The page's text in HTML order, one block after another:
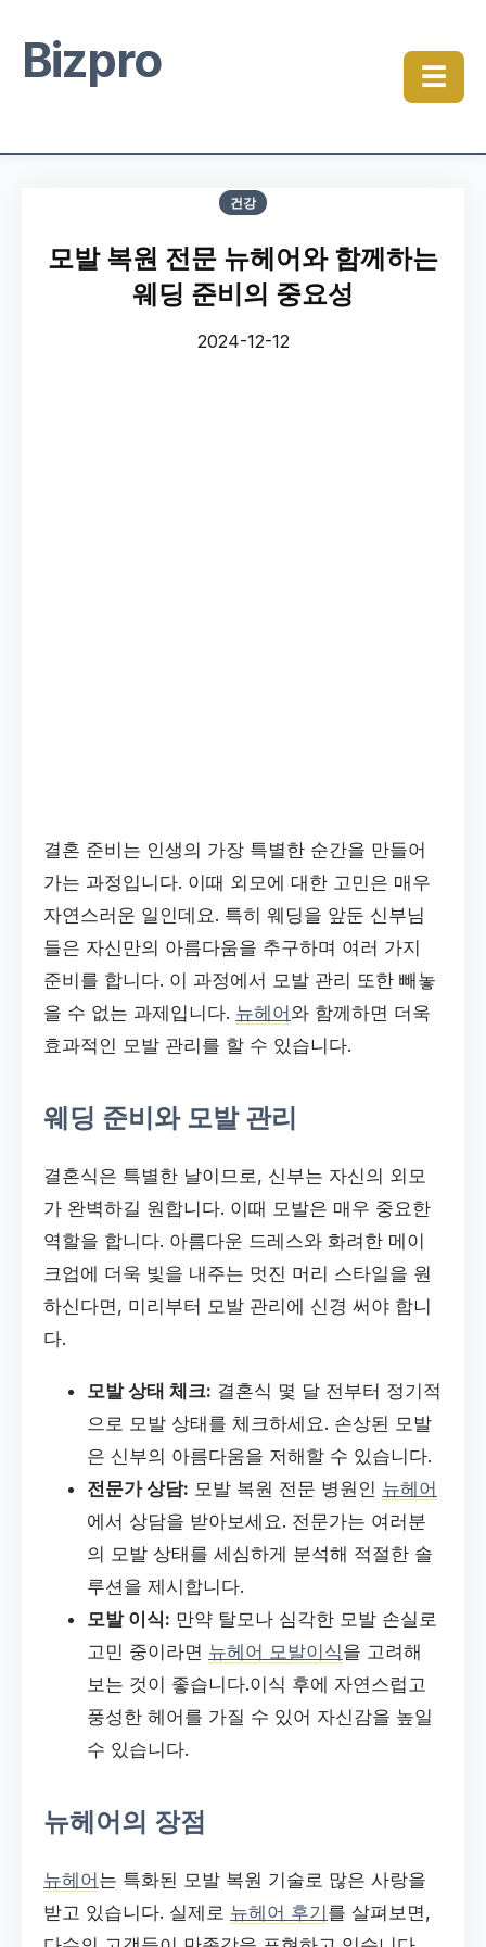
Bizpro ☰
건강
모발 복원 전문 뉴헤어와 함께하는
웨딩 준비의 중요성
2024-12-12
결혼 준비는 인생의 가장 특별한 순간을 만들어
가는 과정입니다. 이때 외모에 대한 고민은 매우
자연스러운 일인데요. 특히 웨딩을 앞둔 신부님
들은 자신만의 아름다움을 추구하며 여러 가지
준비를 합니다. 이 과정에서 모발 관리 또한 빼놓
을 수 없는 과제입니다. 뉴헤어 와 함께하면 더욱
효과적인 모발 관리를 할 수 있습니다.
웨딩 준비와 모발 관리
결혼식은 특별한 날이므로, 신부는 자신의 외모
가 완벽하길 원합니다. 이때 모발은 매우 중요한
역할을 합니다. 아름다운 드레스와 화려한 메이
크업에 더욱 빛을 내주는 멋진 머리 스타일을 원
하신다면, 미리부터 모발 관리에 신경 써야 합니
다.
모발 상태 체크: 결혼식 몇 달 전부터 정기적
으로 모발 상태를 체크하세요. 손상된 모발
은 신부의 아름다움을 저해할 수 있습니다.
전문가 상담: 모발 복원 전문 병원인 뉴헤어
에서 상담을 받아보세요. 전문가는 여러분
의 모발 상태를 세심하게 분석해 적절한 솔
루션을 제시합니다.
모발 이식: 만약 탈모나 심각한 모발 손실로
고민 중이라면 뉴헤어 모발이식을 고려해
보는 것이 좋습니다.이식 후에 자연스럽고
풍성한 헤어를 가질 수 있어 자신감을 높일
수 있습니다.
뉴헤어의 장점
뉴헤어는 특화된 모발 복원 기술로 많은 사랑을
받고 있습니다. 실제로 뉴헤어 후기를 살펴보면,